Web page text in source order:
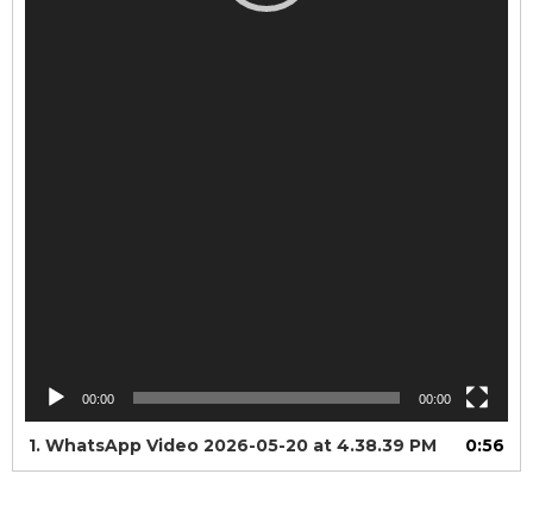
00:00 00:00
1. WhatsApp Video 2026-05-20 at 4.38.39 PM 0:56